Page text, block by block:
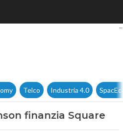
Branson
Telco Industria 4.0
finanzia Square